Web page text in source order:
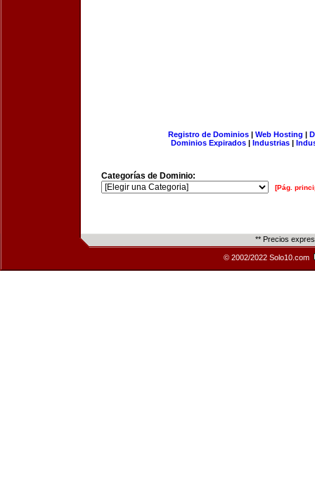
Registro de Dominios| Web Hosting |
Dominios Expirados | Industrias |
Categorías de Dominio:
[Pág.
** Precios
© 2002/2022 Solo10.com